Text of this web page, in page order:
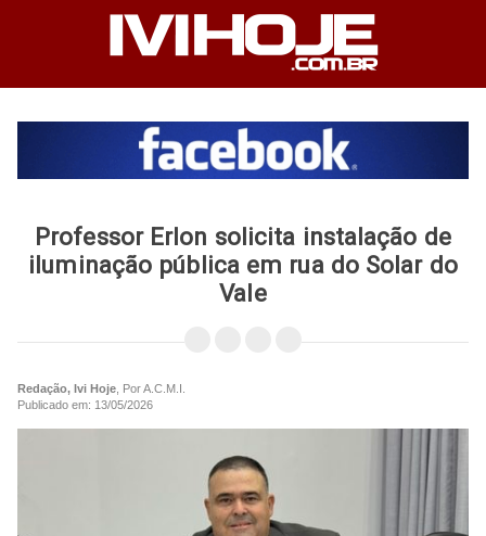
Professor Erlon solicita instalação de
iluminação pública em rua do Solar do
Vale
Redação, Ivi Hoje , Por A.C.M.I.
Publicado em: 13/05/2026